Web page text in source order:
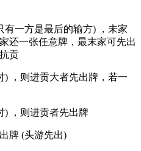
一方是最后的输方) ，未家
还一张任意牌，最末家可先出
贡
则进贡大者先出牌，若一
则进贡者先出牌
(头游先出)